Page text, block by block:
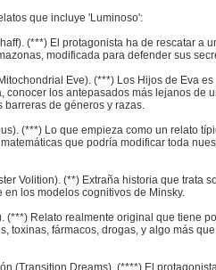
que incluye 'Luminoso':
(***) El protagonista ha de rescatar a
modificada para defender sus
Eve). (***) Los Hijos de Eva
conocer los antepasados más lejanos de
barreras de géneros y razas.
(***) Lo que empieza como un relato
que podría modificar toda
Volition). (**) Extraña historia que trata
en los modelos cognitivos de Minsky.
(***) Relato realmente original que tiene
toxinas, fármacos, drogas, y algo más
(Transition Dreams). (****) El